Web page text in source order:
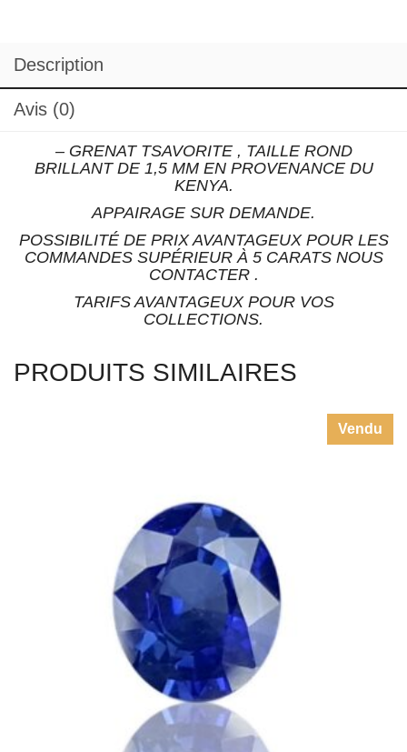
Description
Avis (0)
– GRENAT TSAVORITE , TAILLE ROND
BRILLANT DE 1,5 MM EN PROVENANCE DU
KENYA.
APPAIRAGE SUR DEMANDE.
POSSIBILITÉ DE PRIX AVANTAGEUX POUR LES
COMMANDES SUPÉRIEUR À 5 CARATS NOUS
CONTACTER .
TARIFS AVANTAGEUX POUR VOS
COLLECTIONS.
PRODUITS SIMILAIRES
Vendu